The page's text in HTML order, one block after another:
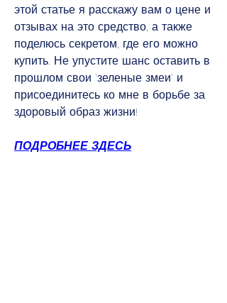
этой статье я расскажу вам о цене и
отзывах на это средство, а также
поделюсь секретом, где его можно
купить. Не упустите шанс оставить в
прошлом свои 'зеленые змеи' и
присоединитесь ко мне в борьбе за
здоровый образ жизни!
ПОДРОБНЕЕ ЗДЕСЬ